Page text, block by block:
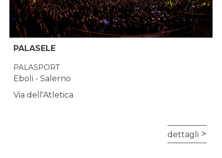
PALASELE
PALASPORT
Eboli - Salerno
Via dell'Atletica
dettagli